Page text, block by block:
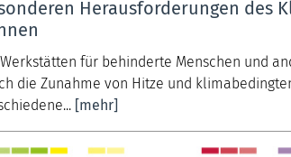
Herausforderungen des
für behinderte Menschen und
die Zunahme von Hitze und
[mehr]